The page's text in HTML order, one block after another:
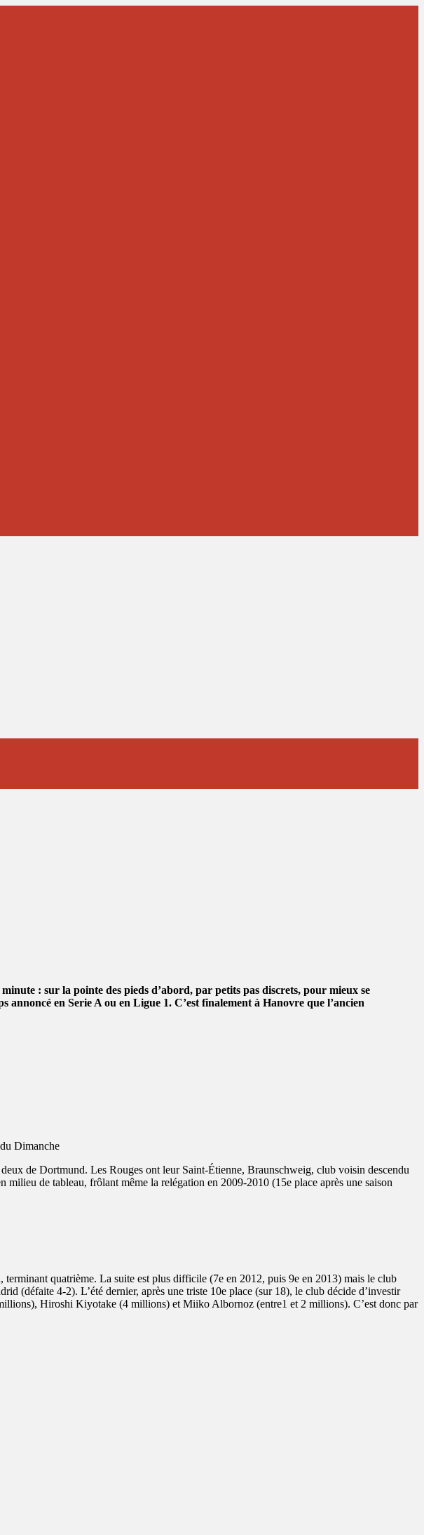
: sur la pointe des pieds d’abord, par petits pas discrets, pour mieux se
en Serie A ou en Ligue 1. C’est finalement à Hanovre que l’ancien
Dimanche
de Dortmund. Les Rouges ont leur Saint-Étienne, Braunschweig, club voisin descendu
de tableau, frôlant même la relégation en 2009-2010 (15e place après une saison
quatrième. La suite est plus difficile (7e en 2012, puis 9e en 2013) mais le club
(défaite 4-2). L’été dernier, après une triste 10e place (sur 18), le club décide d’investir
Hiroshi Kiyotake (4 millions) et Miiko Albornoz (entre1 et 2 millions). C’est donc par